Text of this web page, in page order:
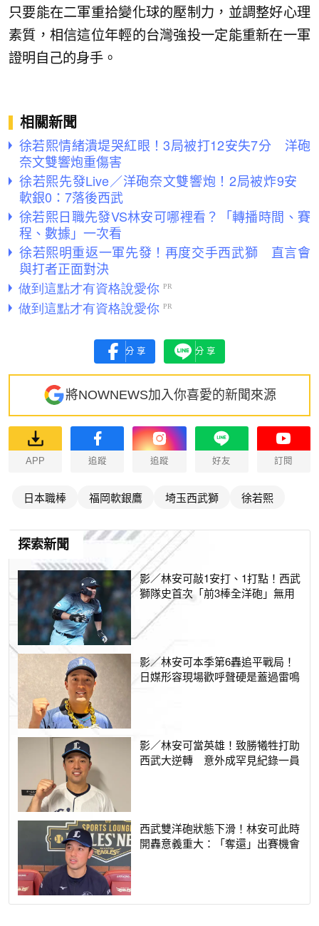
只要能在二軍重拾變化球的壓制力，並調整好心理
素質，相信這位年輕的台灣強投一定能重新在一軍
證明自己的身手。
相關新聞
徐若熙情緒潰堤哭紅眼！3局被打12安失7分 洋砲
奈文雙響炮重傷害
徐若熙先發Live／洋砲奈文雙響炮！2局被炸9安
軟銀0：7落後西武
徐若熙日職先發VS林安可哪裡看？「轉播時間、賽
程、數據」一次看
徐若熙明重返一軍先發！再度交手西武獅 直言會
與打者正面對決
分享 分享
將NOWNEWS加入你喜愛的新聞來源
APP 追蹤 追蹤 好友 訂閱
日本職棒 福岡軟銀鷹 埼玉西武獅 徐若熙
探索新聞
影／林安可敲1安打、1打點！西武
獅隊史首次「前3棒全洋砲」無用
影／林安可本季第6轟追平戰局！
日媒形容現場歡呼聲硬是蓋過雷鳴
影／林安可當英雄！致勝犧牲打助
西武大逆轉 意外成罕見紀錄一員
西武雙洋砲狀態下滑！林安可此時
開轟意義重大：「奪還」出賽機會